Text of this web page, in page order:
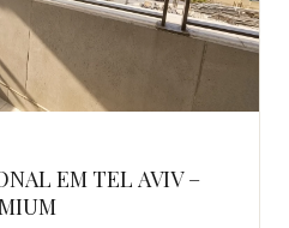
EM TEL AVIV –